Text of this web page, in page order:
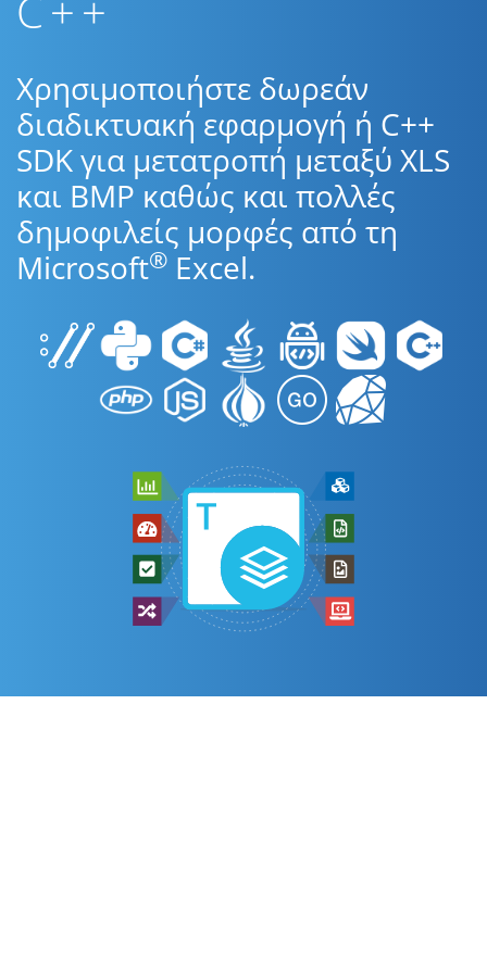
Χρησιμοποιήστε δωρεάν
διαδικτυακή εφαρμογή ή C++
SDK για μετατροπή μεταξύ XLS
και BMP καθώς και πολλές
δημοφιλείς μορφές από τη
Microsoft® Excel.